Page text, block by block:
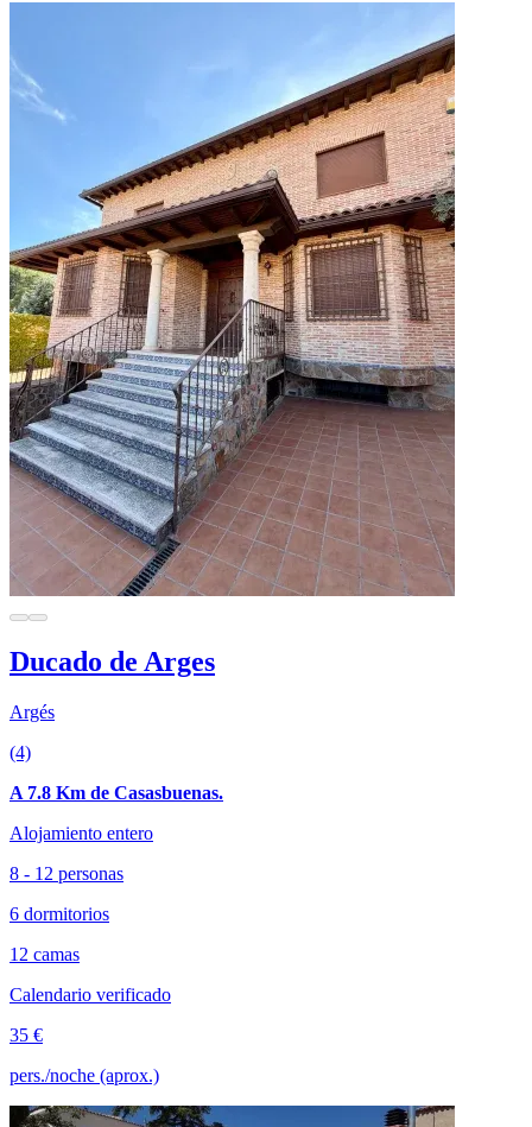
Ducado de Arges
Argés
(4)
A 7.8 Km de Casasbuenas.
Alojamiento entero
8 - 12 personas
6 dormitorios
12 camas
Calendario verificado
35 €
pers./noche (aprox.)